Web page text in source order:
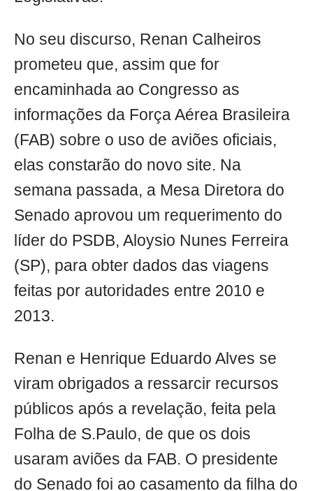
No seu discurso, Renan Calheiros
prometeu que, assim que for
encaminhada ao Congresso as
informações da Força Aérea Brasileira
(FAB) sobre o uso de aviões oficiais,
elas constarão do novo site. Na
semana passada, a Mesa Diretora do
Senado aprovou um requerimento do
líder do PSDB, Aloysio Nunes Ferreira
(SP), para obter dados das viagens
feitas por autoridades entre 2010 e
2013.
Renan e Henrique Eduardo Alves se
viram obrigados a ressarcir recursos
públicos após a revelação, feita pela
Folha de S.Paulo, de que os dois
usaram aviões da FAB. O presidente
do Senado foi ao casamento da filha do